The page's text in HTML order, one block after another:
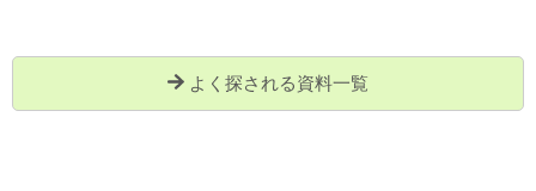
よく探される資料一覧